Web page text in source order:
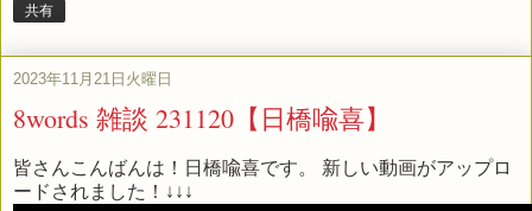
共有
2023年11月21日火曜日
8words 雑談 231120【日橋喩喜】
皆さんこんばんは！日橋喩喜です。 新しい動画がアップロ
ードされました！↓↓↓